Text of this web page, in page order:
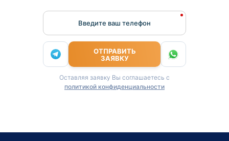
Введите ваш телефон
ОТПРАВИТЬ
ЗАЯВКУ
Оставляя заявку Вы соглашаетесь с
политикой конфиденциальности